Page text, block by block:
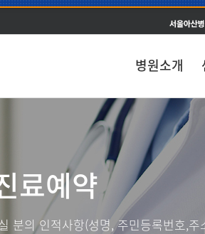
병원소개
료예약
분의 인적사항(성명, 주민등록번호,주